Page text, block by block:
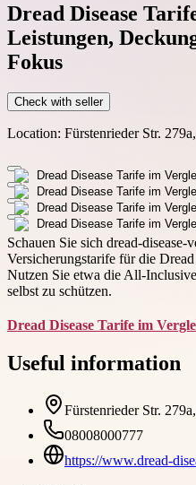
Dread Disease
Leistungen,
Fokus
Check with seller
Location: Fürstenrieder Str.
Schauen Sie sich dread-disease-
Versicherungstarife für die
Nutzen Sie etwa die All-
selbst zu schützen.
Dread Disease Tarife im
Useful information
Fürstenrieder Str.
08008000777
https://www.dread-